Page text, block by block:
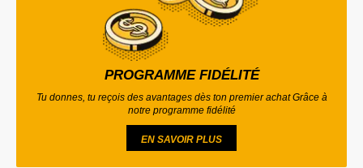
PROGRAMME FIDÉLITÉ
Tu donnes, tu reçois des avantages dès ton premier achat Grâce à
notre programme fidélité
EN SAVOIR PLUS